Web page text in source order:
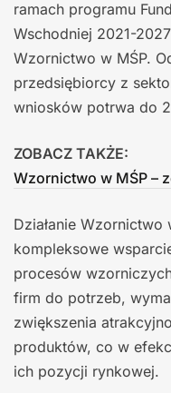
ramach programu
Wschodniej 2021-
Wzornictwo w MŚP.
przedsiębiorcy z
wniosków potrwa do
ZOBACZ TAKŻE:
Wzornictwo w MŚP –
Działanie Wzornictwo
kompleksowe
procesów
firm do potrzeb,
zwiększenia
produktów, co w
ich pozycji rynkowej.